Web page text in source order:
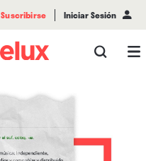
Suscribirse Iniciar Sesión